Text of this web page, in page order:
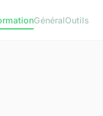
GénéralOutils